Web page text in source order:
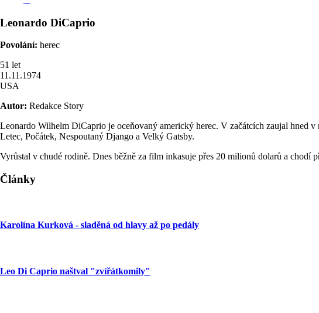
Leonardo DiCaprio
Povolání: herec
51 let
11.11.1974
USA
Autor: Redakce Story
Leonardo Wilhelm DiCaprio je oceňovaný americký herec. V začátcích zaujal
Letec, Počátek, Nespoutaný Django a Velký Gatsby.
Vyrůstal v chudé rodině. Dnes běžně za film inkasuje přes 20 milionů dolarů a chodí
Články
Karolína Kurková - sladěná od hlavy až po pedály
Leo Di Caprio naštval "zvířátkomily"